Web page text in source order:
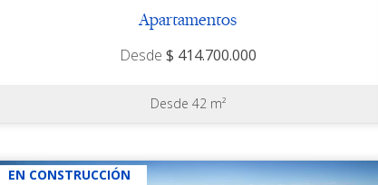
Apartamentos
Desde $ 414.700.000
Desde 42 m²
EN CONSTRUCCIÓN